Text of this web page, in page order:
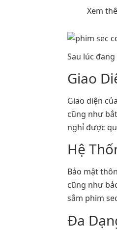
Xem
Sau lúc
Giao
Giao diện
cũng như
nghỉ được
Hệ
Bảo mật
cũng như
sắm phim
Đa